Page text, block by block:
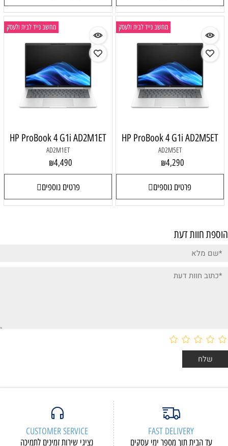
מחשב נייד לבית ולעסק
HP ProBook 4 G1i AD2M5ET
AD2M5ET
₪4,290
פרטים נוספים
מחשב נייד לבית ולעסק
HP ProBook 4 G1i AD2M1ET
AD2M1ET
₪4,490
פרטים נוספים
הוספת חוות דעת
FAST DELIVERY
עד הבית תוך מספר ימי עסקים
CUSTOMER SERVICE
נציגי שירות זמינים לתמיכה